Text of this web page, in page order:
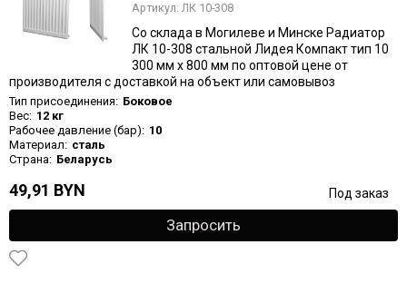
Артикул: ЛК 10-308
Со склада в Могилеве и Минске Радиатор
ЛК 10-308 стальной Лидея Компакт тип 10
300 мм х 800 мм по оптовой цене от
производителя с доставкой на объект или самовывоз
Тип присоединения: Боковое
Вес: 12 кг
Рабочее давление (бар): 10
Материал: сталь
Страна: Беларусь
49,91 BYN Под заказ
Запросить